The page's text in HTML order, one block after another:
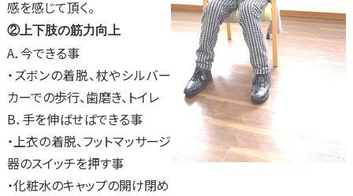
感を感じて頂く。
②上下肢の筋力向上
A．今できる事
・ズボンの着脱、杖やシルバー
カーでの歩行、歯磨き、トイレ
B．手を伸ばせばできる事
・上衣の着脱、フットマッサージ
器のスイッチを押す事
・化粧水のキャップの開け閉め